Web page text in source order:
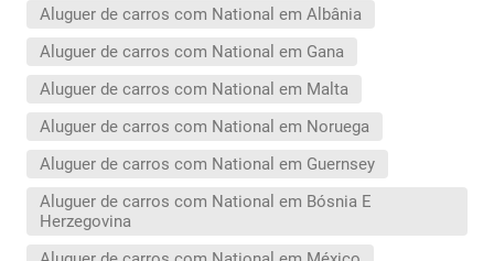
Aluguer de carros com National em Albânia
Aluguer de carros com National em Gana
Aluguer de carros com National em Malta
Aluguer de carros com National em Noruega
Aluguer de carros com National em Guernsey
Aluguer de carros com National em Bósnia E
Herzegovina